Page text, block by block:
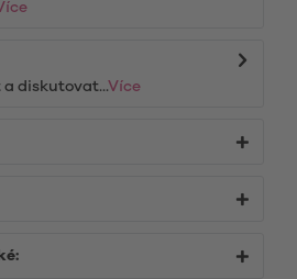
a diskutovat...Více